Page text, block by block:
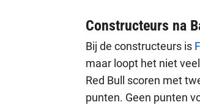
Constructeurs na
Bij de constructeurs is
maar loopt het niet
Red Bull scoren met
punten. Geen punten